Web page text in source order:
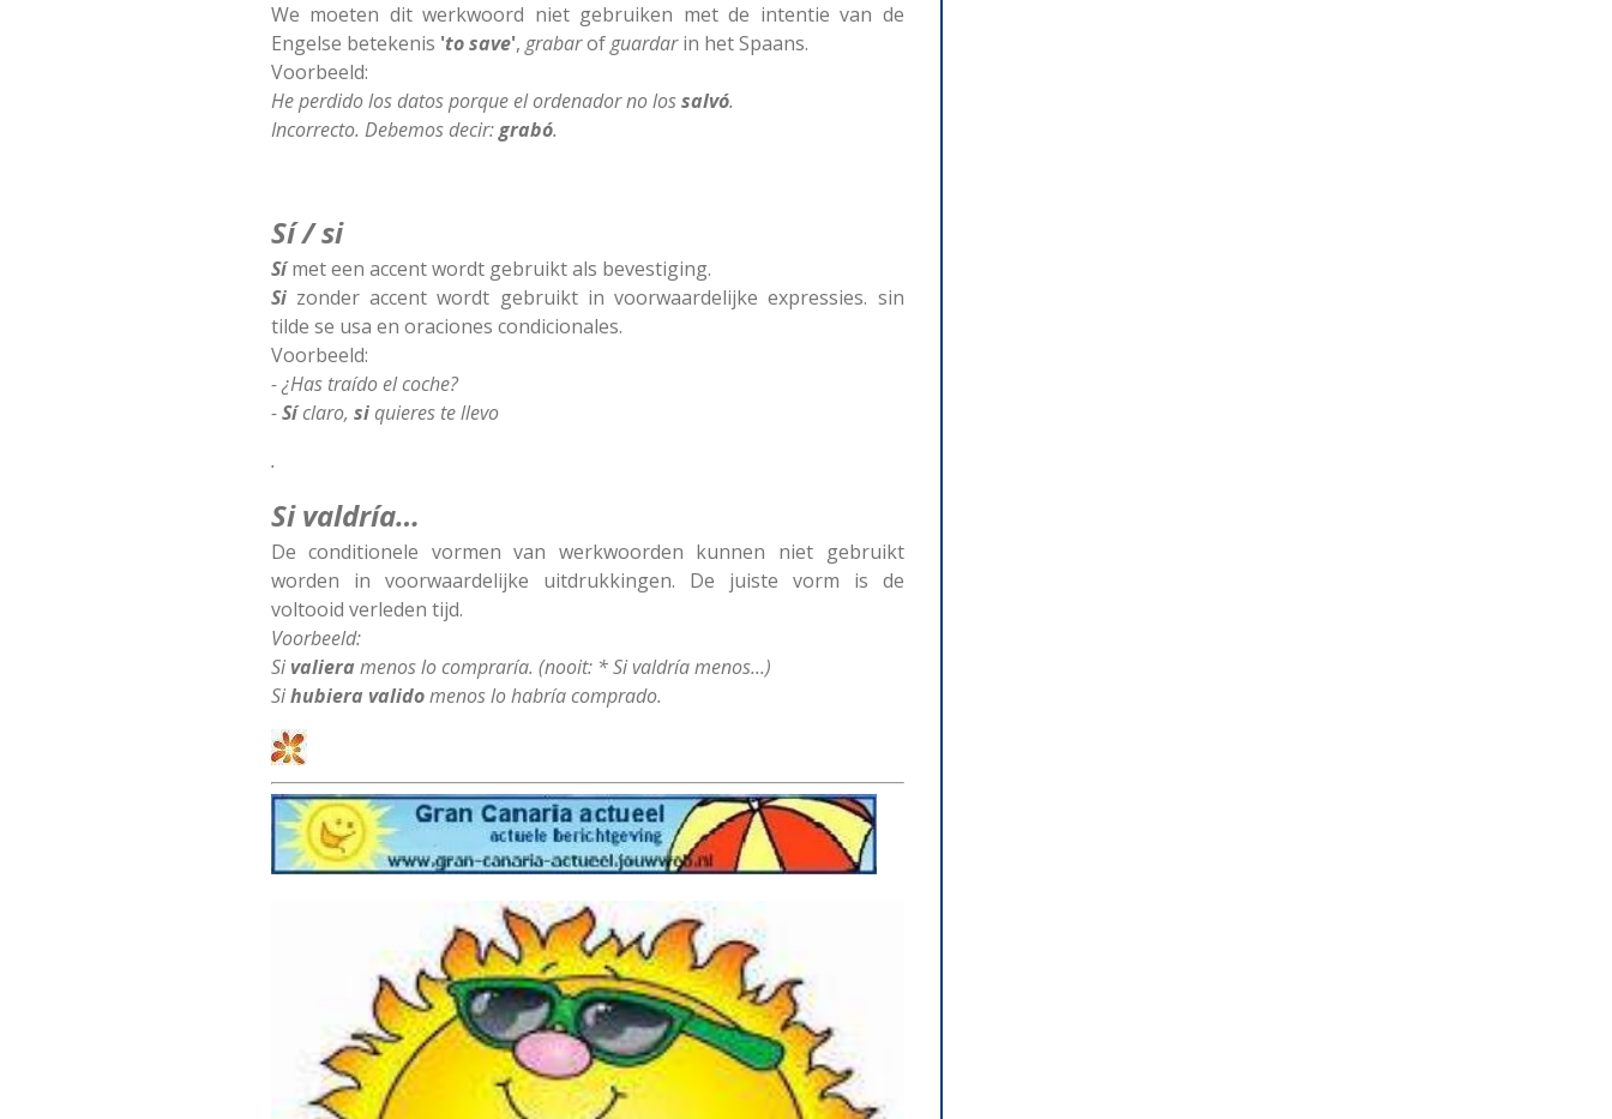
We moeten dit werkwoord niet gebruiken met de intentie van de
Engelse betekenis 'to save', grabarofguardarin het Spaans.
Voorbeeld:
He perdido los datos porque el ordenador no lossalvó.
Incorrecto. Debemos decir:grabó.
Sí / si
Sí met een accent wordt gebruikt als bevestiging.
Si zonder accent wordt gebruikt in voorwaardelijke expressies. sin
tilde se usa en oraciones condicionales.
Voorbeeld:
- ¿Has traído el coche?
-Síclaro, siquieres te llevo
.
Si valdría…
De conditionele vormen van werkwoorden kunnen niet gebruikt
worden in voorwaardelijke uitdrukkingen. De juiste vorm is de
voltooid verleden tijd.
Voorbeeld:
Si valiera menos lo compraría. (nooit: * Si valdría menos...)
Sihubiera validomenos lo habría comprado.